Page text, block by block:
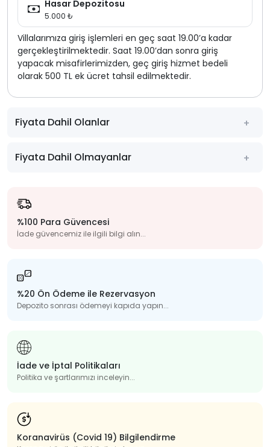
Hasar Depozitosu
5.000 ₺
Villalarımıza giriş işlemleri en geç saat 19.00’a kadar
gerçekleştirilmektedir. Saat 19.00’dan sonra giriş
yapacak misafirlerimizden, geç giriş hizmet bedeli
olarak 500 TL ek ücret tahsil edilmektedir.
Fiyata Dahil Olanlar
Fiyata Dahil Olmayanlar
%100 Para Güvencesi
İade güvencemiz ile ilgili bilgi alın...
%20 Ön Ödeme ile Rezervasyon
Depozito sonrası ödemeyi kapıda yapın...
İade ve İptal Politikaları
Politika ve şartlarımızı inceleyin...
Koranavirüs (Covid 19) Bilgilendirme